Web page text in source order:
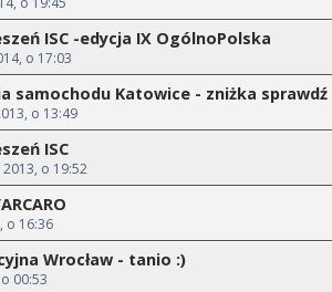
ISC -edycja IX OgólnoPolska
o 17:03
samochodu Katowice - zniżka sprawdź
o 13:49
ISC
o 19:52
o 16:36
Wrocław - tanio :)
00:53